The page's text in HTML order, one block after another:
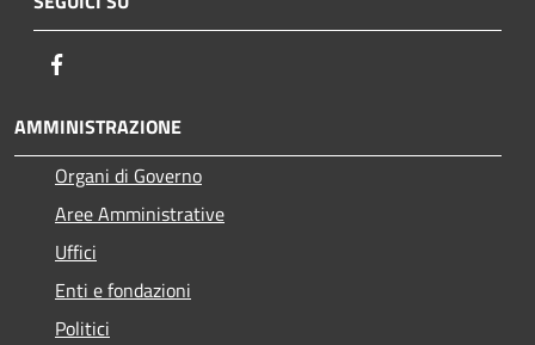
AMMINISTRAZIONE
Organi di Governo
Aree Amministrative
Uffici
Enti e fondazioni
Politici